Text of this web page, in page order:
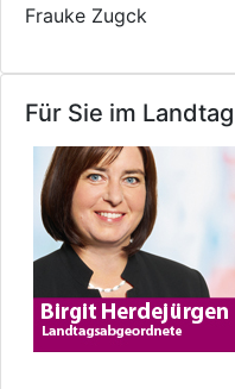
Frauke Zugck
Für Sie im Landtag